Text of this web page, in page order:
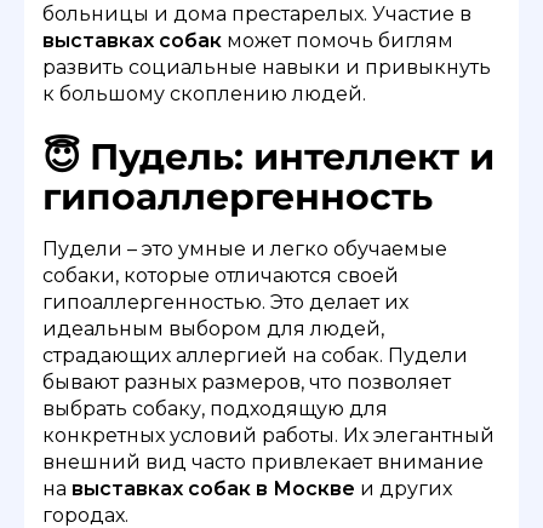
больницы и дома престарелых. Участие в
выставках собак может помочь биглям
развить социальные навыки и привыкнуть
к большому скоплению людей.
😇 Пудель: интеллект и
гипоаллергенность
Пудели – это умные и легко обучаемые
собаки, которые отличаются своей
гипоаллергенностью. Это делает их
идеальным выбором для людей,
страдающих аллергией на собак. Пудели
бывают разных размеров, что позволяет
выбрать собаку, подходящую для
конкретных условий работы. Их элегантный
внешний вид часто привлекает внимание
на выставках собак в Москве и других
городах.